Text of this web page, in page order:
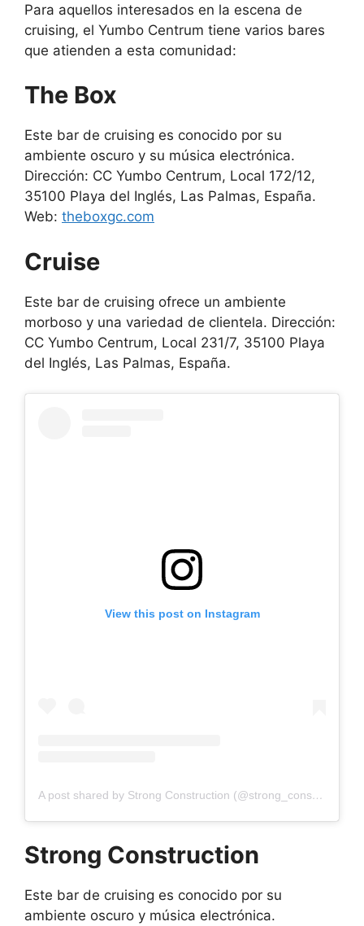
Para aquellos interesados en la escena de
cruising, el Yumbo Centrum tiene varios bares
que atienden a esta comunidad:
The Box
Este bar de cruising es conocido por su
ambiente oscuro y su música electrónica.
Dirección: CC Yumbo Centrum, Local 172/12,
35100 Playa del Inglés, Las Palmas, España.
Web: theboxgc.com
Cruise
Este bar de cruising ofrece un ambiente
morboso y una variedad de clientela. Dirección:
CC Yumbo Centrum, Local 231/7, 35100 Playa
del Inglés, Las Palmas, España.
View this post on Instagram
A post shared by Strong Construction (@strong_construction_gc)
Strong Construction
Este bar de cruising es conocido por su
ambiente oscuro y música electrónica.